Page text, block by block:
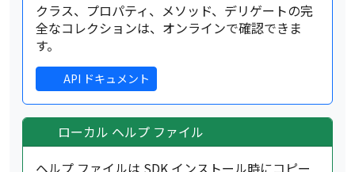
クラス、プロパティ、メソッド、デリゲートの完
全なコレクションは、オンラインで確認できま
す。
API ドキュメント
ローカル ヘルプ ファイル
ヘルプ ファイルは SDK インストール時にコピー